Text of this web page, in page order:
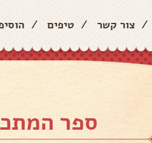
/ צור קשר / טיפים /
ספר